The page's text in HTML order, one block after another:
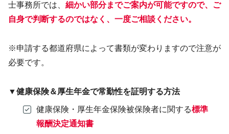
士事務所では、 細かい部分までご案内が可能ですので、ご
自身で判断するのではなく、一度ご相談ください。
※申請する都道府県によって書類が変わりますので注意が
必要です。
▼健康保険＆厚生年金で常勤性を証明する方法
健康保険・厚生年金保険被保険者に関する標準
報酬決定通知書